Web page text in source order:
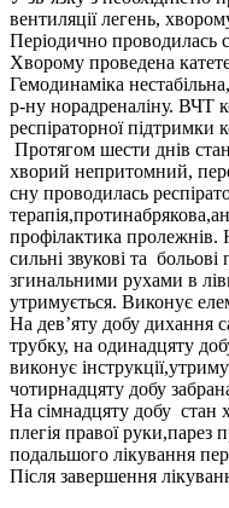
вентиляції легень,
Періодично проводилась
Хворому проведена
Гемодинаміка
р-ну норадреналіну. ВЧТ
респіраторної підтримки
Протягом шести днів
хворий непритомний,
сну проводилась
профілактика пролежнів.
сильні звукові та
згинальними рухами в
утримується. Виконує
На дев’яту добу дихання
трубку, на одинадцяту
виконує
чотирнадцяту добу
На сімнадцяту добу стан
плегія правої руки,парез
подальшого лікування
Після завершення